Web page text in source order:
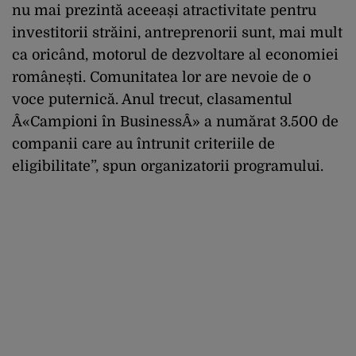
nu mai prezintă aceeași atractivitate pentru
investitorii străini, antreprenorii sunt, mai mult
ca oricând, motorul de dezvoltare al economiei
românești. Comunitatea lor are nevoie de o
voce puternică. Anul trecut, clasamentul
Â«Campioni în BusinessÂ» a numărat 3.500 de
companii care au întrunit criteriile de
eligibilitate”, spun organizatorii programului.